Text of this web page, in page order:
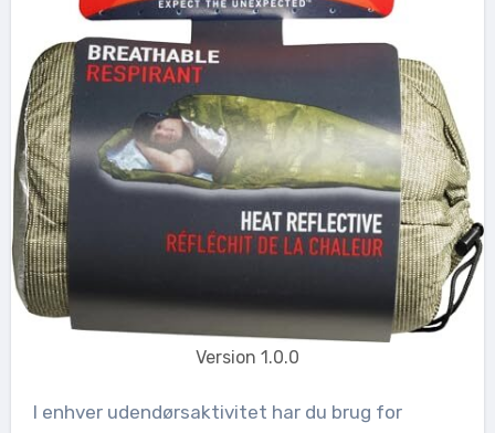
Version 1.0.0
I enhver udendørsaktivitet har du brug for